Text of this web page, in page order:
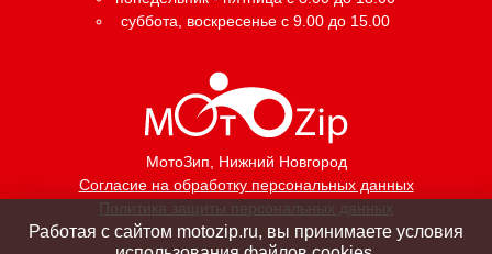
МотоЗип, Нижний Новгород
Согласие на обработку персональных данных
Политика защиты персональных данных
суббота, воскресенье с 9.00 до 15.00
Работая с сайтом motozip.ru, вы принимаете условия